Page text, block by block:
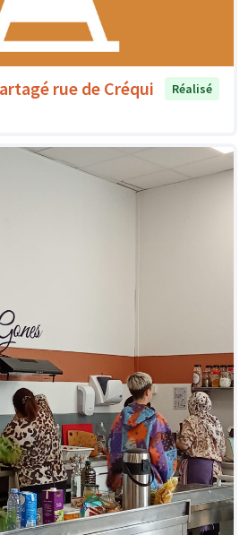
rue de Créqui
Réalisé